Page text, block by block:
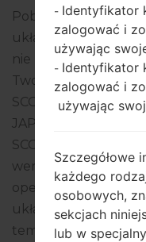
Pobierz
układowego dla
nie zapomnij
Twojego
SCG02. Kod
JAPAN. Produkt
SCG02KDS1BUK1,
wersja MODEM
operacyjnego
układowego to
temat flashowania
- Identyfikator
zalogować i
używając
- Identyfikator
zalogować i
używając
Szczegółowe
każdego
osobowych,
sekcjach
lub w